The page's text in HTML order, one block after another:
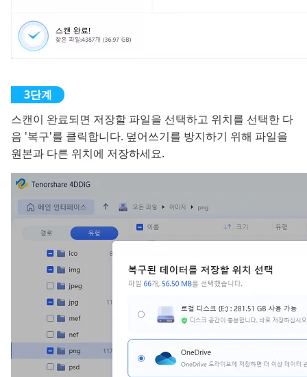
스캔이 완료되면 저장할 파일을 선택하고 위치를 선택한 다
음 '복구'를 클릭합니다. 덮어쓰기를 방지하기 위해 파일을
원본과 다른 위치에 저장하세요.